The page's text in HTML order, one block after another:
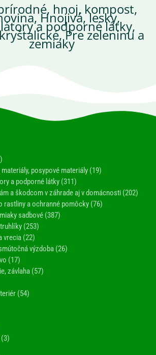
hnoj, kompost,
,Hnojivá, lesky,
a podporné látky,
,Pre zeleninu a
zemiaky
posypové materiály (19)
a podporné látky (311)
a škodcom v záhrade aj v domácnosti (202)
rastliny a ochranné pomôcky (76)
sadbové (387)
(253)
vrecia (22)
výzdoba (26)
(17)
závlaha (57)
(54)